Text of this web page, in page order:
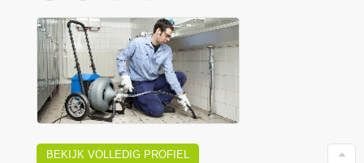
BEKIJK VOLLEDIG PROFIEL